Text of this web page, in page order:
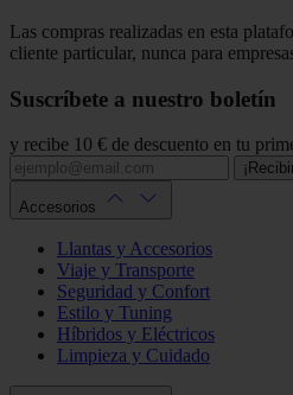
Las compras realizadas en esta
cliente particular, nunca para
Suscríbete a nuestro boletín
y recibe 10 € de descuento en tu
Accesorios
Llantas y Accesorios
Viaje y Transporte
Seguridad y Confort
Estilo y Tuning
Híbridos y Eléctricos
Limpieza y Cuidado